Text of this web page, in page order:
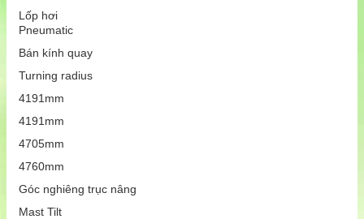
Lốp hơi
Pneumatic
Bán kính quay
Turning radius
4191mm
4191mm
4705mm
4760mm
Góc nghiêng trục nâng
Mast Tilt